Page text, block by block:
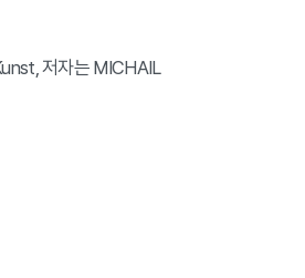
저자는 MICHAIL